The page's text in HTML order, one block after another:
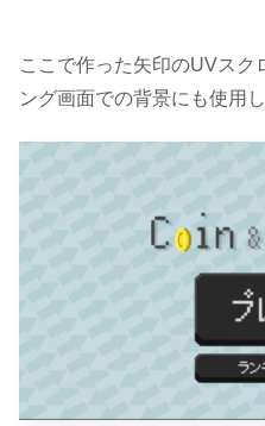
ここで作った矢印のUVスク
ング画面での背景にも使用し